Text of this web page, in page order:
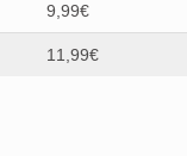
9,99€
11,99€